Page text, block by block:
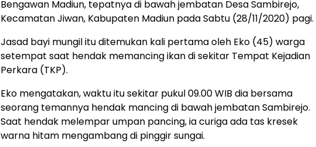
Bengawan Madiun, tepatnya di bawah jembatan Desa Sambirejo,
Kecamatan Jiwan, Kabupaten Madiun pada Sabtu (28/11/2020) pagi.
Jasad bayi mungil itu ditemukan kali pertama oleh Eko (45) warga
setempat saat hendak memancing ikan di sekitar Tempat Kejadian
Perkara (TKP).
Eko mengatakan, waktu itu sekitar pukul 09.00 WIB dia bersama
seorang temannya hendak mancing di bawah jembatan Sambirejo.
Saat hendak melempar umpan pancing, ia curiga ada tas kresek
warna hitam mengambang di pinggir sungai.